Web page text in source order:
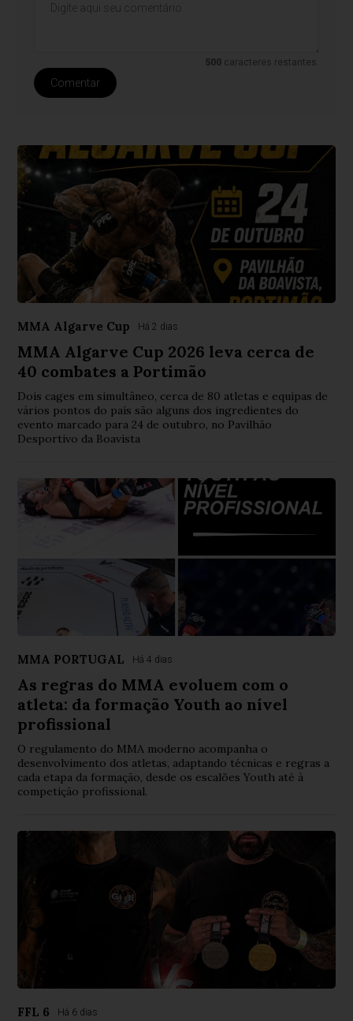
500 caracteres restantes.
Comentar
MMA Algarve Cup Há 2 dias
MMA Algarve Cup 2026 leva cerca de
40 combates a Portimão
Dois cages em simultâneo, cerca de 80 atletas e equipas de
vários pontos do país são alguns dos ingredientes do
evento marcado para 24 de outubro, no Pavilhão
Desportivo da Boavista
MMA PORTUGAL Há 4 dias
As regras do MMA evoluem com o
atleta: da formação Youth ao nível
profissional
O regulamento do MMA moderno acompanha o
desenvolvimento dos atletas, adaptando técnicas e regras a
cada etapa da formação, desde os escalões Youth até à
competição profissional.
FFL 6 Há 6 dias